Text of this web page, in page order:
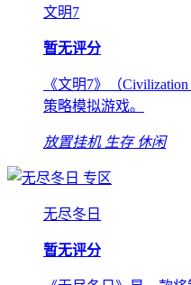
文明7
暂无评分
《文明7》（
策略模拟游戏。
放置挂机 生存 休闲
专区
无尽冬日
暂无评分